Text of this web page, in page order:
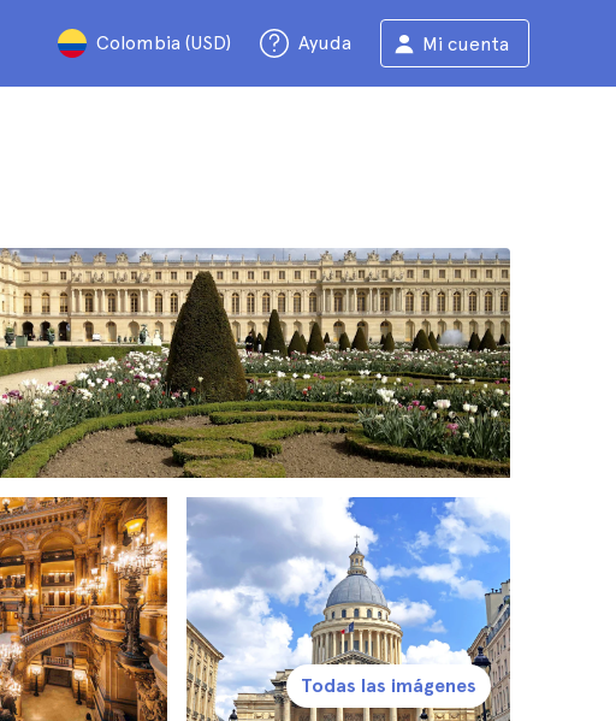
Colombia (USD) Ayuda Mi cuenta
Todas las imágenes